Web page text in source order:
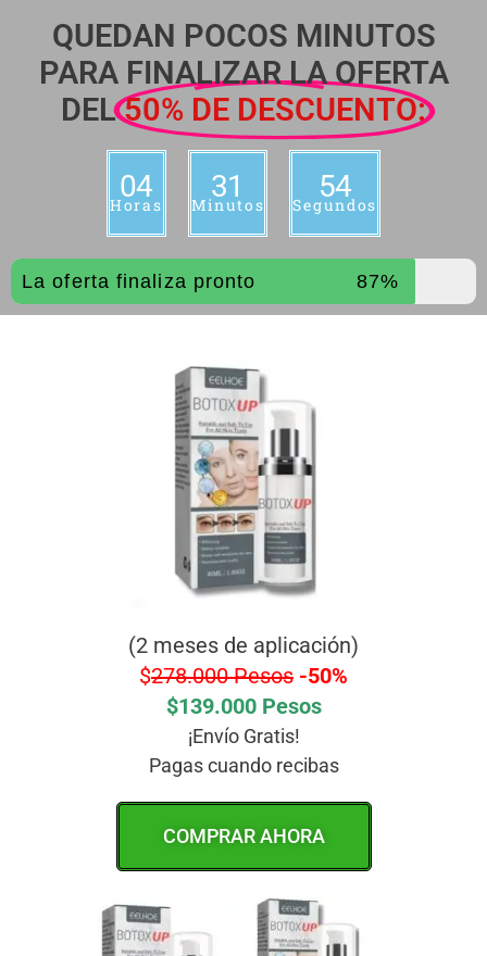
QUEDAN POCOS MINUTOS
PARA FINALIZAR LA OFERTA
DEL50% DE DESCUENTO:
04
Horas
31
Minutos
53
Segundos
La oferta finaliza pronto 87%
(2 meses de aplicación)
$278.000 Pesos -50%
$139.000 Pesos
¡Envío Gratis!
Pagas cuando recibas
COMPRAR AHORA